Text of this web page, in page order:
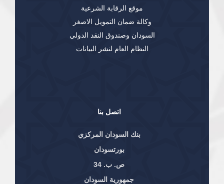
اتصل بنا
بنك السودان المركزي
بورتسودان
ص. ب. 34
جمهورية السودان
موقع الرقابة الشرعية
وكالة ضمان التمويل الاصغر
السودان وصندوق النقد الدولي
النظام العام لنشر البيانات